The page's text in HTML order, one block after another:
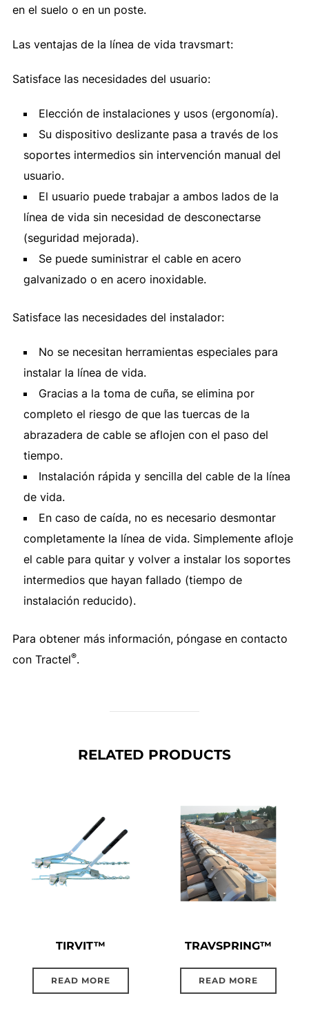
en el suelo o en un poste.
Las ventajas de la línea de vida travsmart:
Satisface las necesidades del usuario:
Elección de instalaciones y usos (ergonomía).
Su dispositivo deslizante pasa a través de los
soportes intermedios sin intervención manual del
usuario.
El usuario puede trabajar a ambos lados de la
línea de vida sin necesidad de desconectarse
(seguridad mejorada).
Se puede suministrar el cable en acero
galvanizado o en acero inoxidable.
Satisface las necesidades del instalador:
No se necesitan herramientas especiales para
instalar la línea de vida.
Gracias a la toma de cuña, se elimina por
completo el riesgo de que las tuercas de la
abrazadera de cable se aflojen con el paso del
tiempo.
Instalación rápida y sencilla del cable de la línea
de vida.
En caso de caída, no es necesario desmontar
completamente la línea de vida. Simplemente afloje
el cable para quitar y volver a instalar los soportes
intermedios que hayan fallado (tiempo de
instalación reducido).
Para obtener más información, póngase en contacto
con Tractel®.
RELATED PRODUCTS
TIRVIT™
READ MORE
TRAVSPRING™
READ MORE